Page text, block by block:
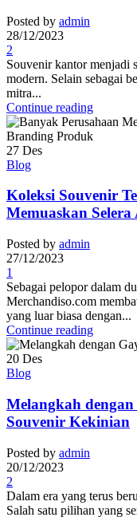
Posted by admin
28/12/2023
2
Souvenir kantor menjadi
modern. Selain sebagai
mitra...
Continue reading
27 Des
Blog
Koleksi Souvenir
Memuaskan Selera
Posted by admin
27/12/2023
1
Sebagai pelopor dalam
Merchandiso.com
yang luar biasa dengan...
Continue reading
20 Des
Blog
Melangkah
Souvenir Kekinian
Posted by admin
20/12/2023
2
Dalam era yang terus
Salah satu pilihan yang